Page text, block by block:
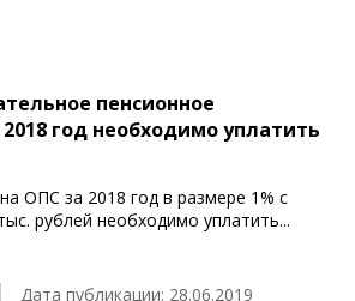
пенсионное
год необходимо уплатить
ОПС за 2018 год в размере 1% с
рублей необходимо уплатить...
Дата публикации: 28.06.2019